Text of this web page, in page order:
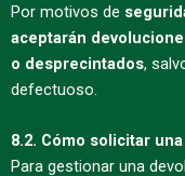
Por motivos de
aceptarán
o desprecintados,
defectuoso.
8.2. Cómo solicitar
Para gestionar una